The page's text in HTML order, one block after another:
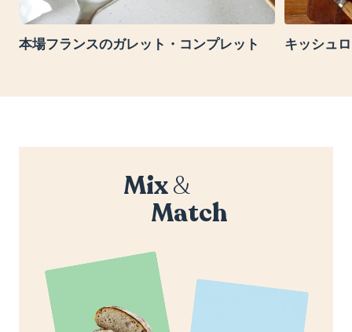
本場フランスのガレット・コンプレット キッシュ
Mix&
Match